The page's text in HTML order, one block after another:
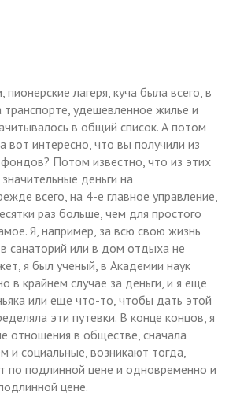
пионерские лагеря, куча была всего, в
удешевленное жилье и
в общий список. А потом
вот интересно, что вы получили из
Потом известно, что из этих
деньги на
всего, на 4-е главное управление,
раз больше, чем для простого
Я, например, за всю свою жизнь
санаторий или в дом отдыха не
я был ученый, в Академии наук
в крайнем случае за деньги, и я еще
или еще что-то, чтобы дать этой
эти путевки. В конце концов, я
отношения в обществе, сначала
и социальные, возникают тогда,
по подлинной цене и одновременно и
цене.